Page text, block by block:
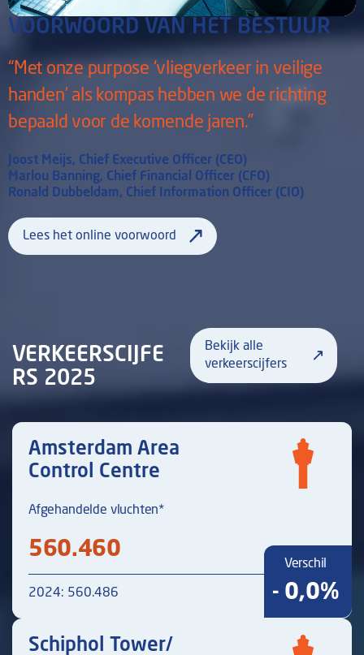
VOORWOORD VAN HET BESTUUR
“Met onze purpose ‘vliegverkeer in veilige
handen’ als kompas hebben we de richting
bepaald voor de komende jaren.”
Joost Meijs, Chief Executive Officer (CEO)
Marlou Banning, Chief Financial Officer (CFO)
Ronald Dubbeldam, Chief Information Officer (CIO)
Lees het online voorwoord
VERKEERSCIJFE
RS 2025
Bekijk alle
verkeerscijfers
Amsterdam Area
Control Centre
Afgehandelde vluchten*
560.460
2024: 560.486
Verschil
- 0,0%
Schiphol Tower/